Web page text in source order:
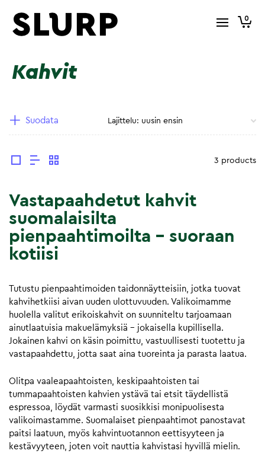
0
Kahvit
Suodata
3 products
Vastapaahdetut kahvit
suomalaisilta
pienpaahtimoilta – suoraan
kotiisi
Tutustu pienpaahtimoiden taidonnäytteisiin, jotka tuovat
kahvihetkiisi aivan uuden ulottuvuuden. Valikoimamme
huolella valitut erikoiskahvit on suunniteltu tarjoamaan
ainutlaatuisia makuelämyksiä – jokaisella kupillisella.
Jokainen kahvi on käsin poimittu, vastuullisesti tuotettu ja
vastapaahdettu, jotta saat aina tuoreinta ja parasta laatua.
Olitpa vaaleapaahtoisten, keskipaahtoisten tai
tummapaahtoisten kahvien ystävä tai etsit täydellistä
espressoa, löydät varmasti suosikkisi monipuolisesta
valikoimastamme. Suomalaiset pienpaahtimot panostavat
paitsi laatuun, myös kahvintuotannon eettisyyteen ja
kestävyyteen, joten voit nauttia kahvistasi hyvillä mielin.